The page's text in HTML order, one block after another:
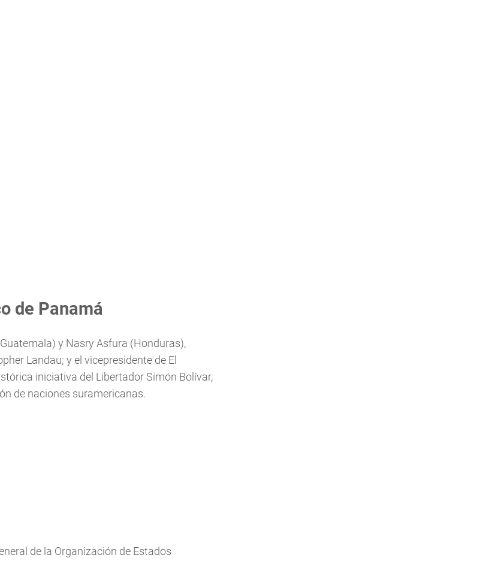
de Panamá
y Nasry Asfura (Honduras),
Landau; y el vicepresidente de El
iniciativa del Libertador Simón Bolívar,
de naciones suramericanas.
de la Organización de Estados